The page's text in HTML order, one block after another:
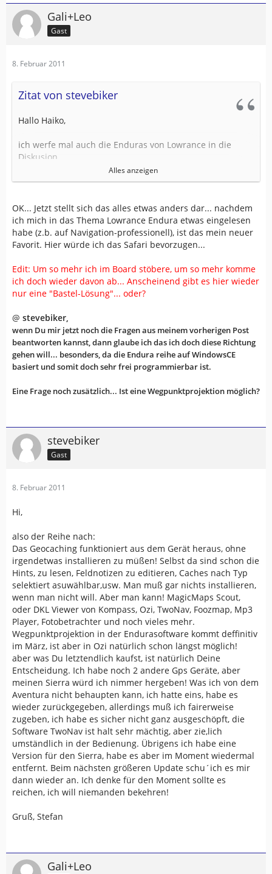
Gali+Leo
Gast
8. Februar 2011
Zitat von stevebiker
Hallo Haiko,
ich werfe mal auch die Enduras von Lowrance in die
Diskusion.
Die Geocachfunktionen werden von keinem anderen
Gerät auch nur annähernd erreicht. Am ehesten von
Aber auch OziCe wo die Geocachefunktionen mit
Spoilerbilddarstellung, verstckte Hinweise und und
funktionieren! Schau mal im Enduraforum mal rein, kost
´ja nix!http://forum.in-touch-with-adventure.de/
Gruß, Stefan
Diese Anforderungen werden bis auf die OSM alle erfüllt.
Bei die Osm wird im März etwas ganz tolles sefüllt, eine
wahlweise Zuschaltung zu der schon sehr guten Endura
Karten
Alles anzeigen
OK... Jetzt stellt sich das alles etwas anders dar... nachdem
ich mich in das Thema Lowrance Endura etwas eingelesen
habe (z.b. auf Navigation-professionell), ist das mein neuer
Favorit. Hier würde ich das Safari bevorzugen...
Edit: Um so mehr ich im Board stöbere, um so mehr komme
ich doch wieder davon ab... Anscheinend gibt es hier wieder
nur eine "Bastel-Lösung"... oder?
@ stevebiker,
wenn Du mir jetzt noch die Fragen aus meinem vorherigen Post
beantworten kannst, dann glaube ich das ich doch diese Richtung
gehen will... besonders, da die Endura reihe auf WindowsCE
basiert und somit doch sehr frei programmierbar ist.
Eine Frage noch zusätzlich... Ist eine Wegpunktprojektion möglich?
stevebiker
Gast
8. Februar 2011
Hi,
also der Reihe nach:
Das Geocaching funktioniert aus dem Gerät heraus, ohne
irgendetwas installieren zu müßen! Selbst da sind schon die
Hints, zu lesen, Feldnotizen zu editieren, Caches nach Typ
selektiert asuwählbar,usw. Man muß gar nichts installieren,
wenn man nicht will. Aber man kann! MagicMaps Scout,
oder DKL Viewer von Kompass, Ozi, TwoNav, Foozmap, Mp3
Player, Fotobetrachter und noch vieles mehr.
Wegpunktprojektion in der Endurasoftware kommt deffinitiv
im März, ist aber in Ozi natürlich schon längst möglich!
aber was Du letztendlich kaufst, ist natürlich Deine
Entscheidung. Ich habe noch 2 andere Gps Geräte, aber
meinen Sierra würd ich nimmer hergeben! Was ich von dem
Aventura nicht behaupten kann, ich hatte eins, habe es
wieder zurückgegeben, allerdings muß ich fairerweise
zugeben, ich habe es sicher nicht ganz ausgeschöpft, die
Software TwoNav ist halt sehr mächtig, aber zie,lich
umständlich in der Bedienung. Übrigens ich habe eine
Version für den Sierra, habe es aber im Moment wiedermal
entfernt. Beim nächsten größeren Update schu´ich es mir
dann wieder an. Ich denke für den Moment sollte es
reichen, ich will niemanden bekehren!
Gruß, Stefan
Gali+Leo